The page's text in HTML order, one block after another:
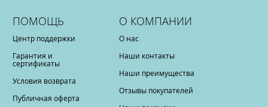
ПОМОЩЬ
Центр поддержки
Гарантия и
сертификаты
Условия возврата
Публичная оферта
О КОМПАНИИ
О нас
Наши контакты
Наши преимущества
Отзывы покупателей